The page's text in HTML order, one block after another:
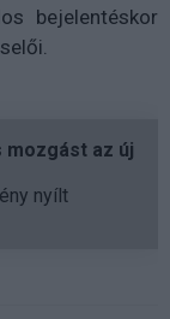
bejelentéskor
az új
nyílt